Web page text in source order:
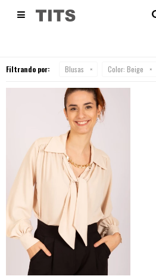
 BLUSAS
Filtrando por: Blusas Color: Beige